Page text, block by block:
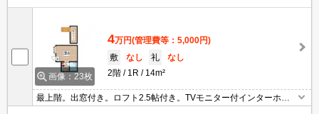
画像：23枚
4万円(管理費等：5,000円)
敷
なし 礼
なし
2階
1R 14m²
最上階。出窓付き。ロフト2.5帖付き。TVモニター付インターホ